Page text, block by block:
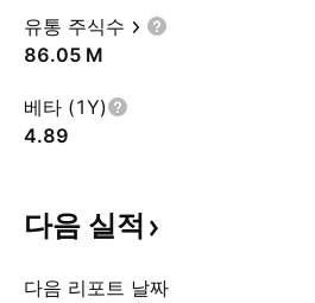
유통 주식수
‪86.05 M‬
베타 (1Y)
4.89
다음 실적
다음 리포트 날짜